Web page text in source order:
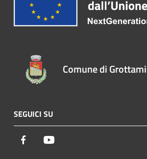
Comune di
SEGUICI SU
Facebook